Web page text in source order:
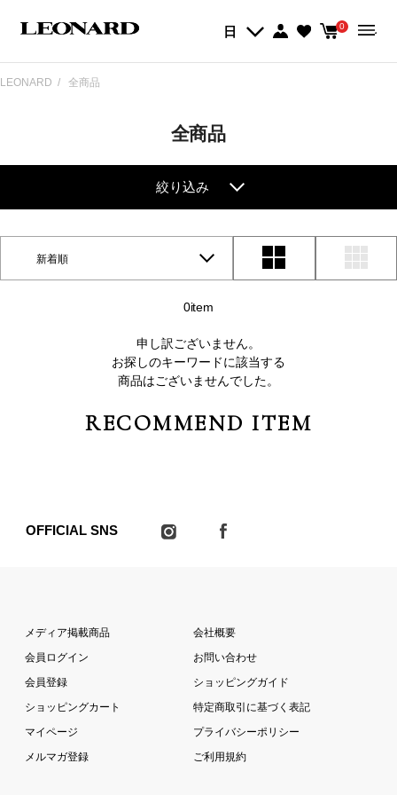
日 0
LEONARD 全商品
全商品
絞り込み
新着順
0item
申し訳ございません。
お探しのキーワードに該当する
商品はございませんでした。
RECOMMEND ITEM
OFFICIAL SNS
メディア掲載商品
会員ログイン
会員登録
ショッピングカート
マイページ
メルマガ登録
会社概要
お問い合わせ
ショッピングガイド
特定商取引に基づく表記
プライバシーポリシー
ご利用規約